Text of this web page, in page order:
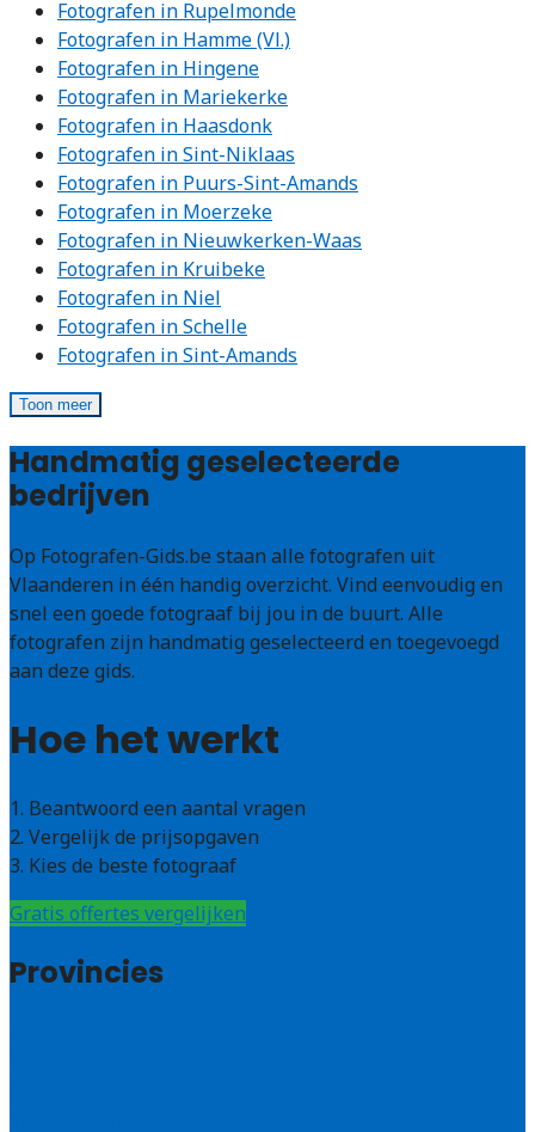
Fotografen in Rupelmonde
Fotografen in Hamme (Vl.)
Fotografen in Hingene
Fotografen in Mariekerke
Fotografen in Haasdonk
Fotografen in Sint-Niklaas
Fotografen in Puurs-Sint-Amands
Fotografen in Moerzeke
Fotografen in Nieuwkerken-Waas
Fotografen in Kruibeke
Fotografen in Niel
Fotografen in Schelle
Fotografen in Sint-Amands
Toon meer
Handmatig geselecteerde
bedrijven
Op Fotografen-Gids.be staan alle fotografen uit
Vlaanderen in één handig overzicht. Vind eenvoudig en
snel een goede fotograaf bij jou in de buurt. Alle
fotografen zijn handmatig geselecteerd en toegevoegd
aan deze gids.
Hoe het werkt
1. Beantwoord een aantal vragen
2. Vergelijk de prijsopgaven
3. Kies de beste fotograaf
Gratis offertes vergelijken
Provincies